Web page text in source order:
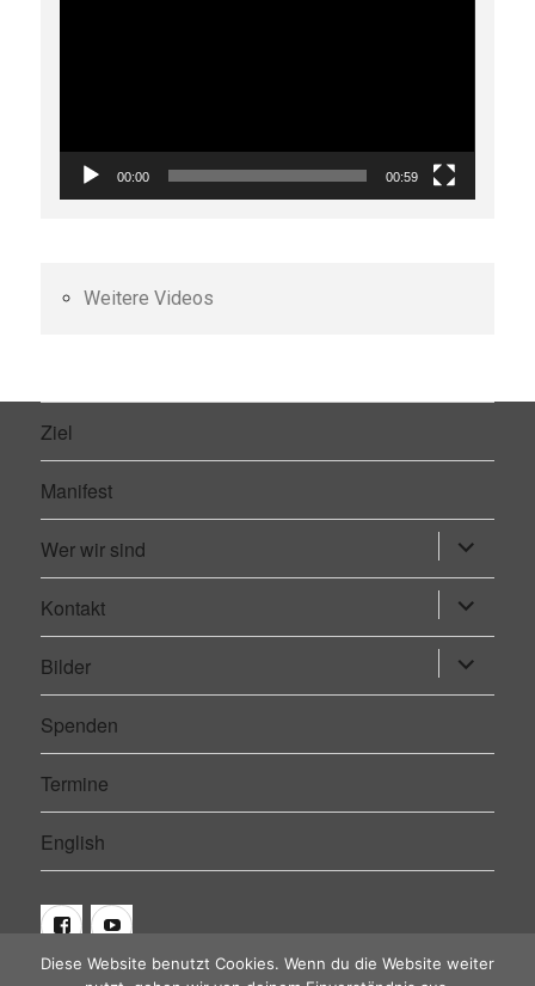
00:00 00:59
Weitere Videos
Ziel
Manifest
Wer wir sind
öffnen
Kontakt
öffnen
Bilder
öffnen
Spenden
Termine
English
FacebookYoutube
Diese Website benutzt Cookies. Wenn du die Website weiter